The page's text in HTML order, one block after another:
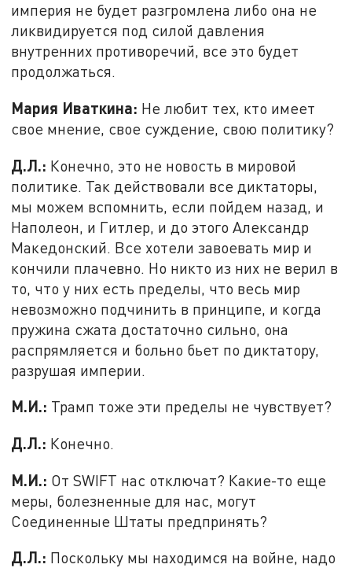
империя не будет разгромлена либо она не
ликвидируется под силой давления
внутренних противоречий, все это будет
продолжаться.
Мария Иваткина: Не любит тех, кто имеет
свое мнение, свое суждение, свою политику?
Д.Л.: Конечно, это не новость в мировой
политике. Так действовали все диктаторы,
мы можем вспомнить, если пойдем назад, и
Наполеон, и Гитлер, и до этого Александр
Македонский. Все хотели завоевать мир и
кончили плачевно. Но никто из них не верил в
то, что у них есть пределы, что весь мир
невозможно подчинить в принципе, и когда
пружина сжата достаточно сильно, она
распрямляется и больно бьет по диктатору,
разрушая империи.
М.И.: Трамп тоже эти пределы не чувствует?
Д.Л.: Конечно.
М.И.: От SWIFT нас отключат? Какие-то еще
меры, болезненные для нас, могут
Соединенные Штаты предпринять?
Д.Л.: Поскольку мы находимся на войне, надо